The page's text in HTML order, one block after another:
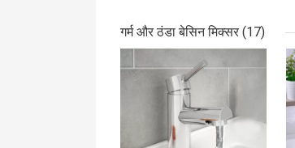
गर्म और ठंडा बेसिन मिक्सर (17)